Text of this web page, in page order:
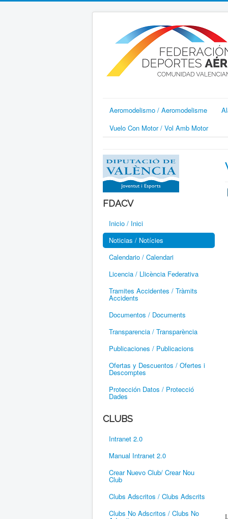
Aeromodelismo / Aeromodelisme
Vuelo Con Motor / Vol Amb Motor
FDACV
Inicio / Inici
Noticias / Notícies
Calendario / Calendari
Licencia / Llicència Federativa
Tramites Accidentes / Tràmits
Accidents
Documentos / Documents
Transparencia / Transparència
Publicaciones / Publicacions
Ofertas y Descuentos / Ofertes i
Descomptes
Protección Datos / Protecció
Dades
CLUBS
Intranet 2.0
Manual Intranet 2.0
Crear Nuevo Club/ Crear Nou
Club
Clubs Adscritos / Clubs Adscrits
Clubs No Adscritos / Clubs No